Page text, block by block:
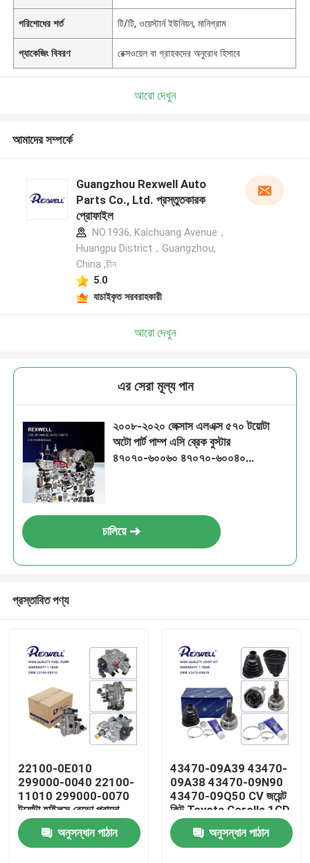
পরিশোধের শর্ত টি/টি, ওয়েস্টার্ন ইউনিয়ন, মানিগ্রাম
প্যাকেজিং বিবরণ রেক্সওয়েল বা গ্রাহকদের অনুরোধ হিসাবে
আরো দেখুন
আমাদের সম্পর্কে
Guangzhou Rexwell Auto
Parts Co., Ltd. প্রস্তুতকারক
প্রোফাইল
NO.1936, Kaichuang Avenue，
Huangpu District，Guangzhou,
China ,চীন
5.0
যাচাইকৃত সরবরাহকারী
আরো দেখুন
এর সেরা মূল্য পান
২০০৮-২০২০ লেক্সাস এলএক্স ৫৭০ টয়োটা
অটো পার্ট পাম্প এসি ব্রেক বুস্টার
৪৭০৭০-৬০০৬০ ৪৭০৭০-৬০০৪০
চালিয়ে
প্রস্তাবিত পণ্য
22100-0E010
299000-0040 22100-
11010 299000-0070
টয়োটা হাইলুক্স রেভো প্রাদো
ফর্চুনার 1GD 2GD এর জন্য
ডিজেল ফুয়েল পাম্প অ্যাসেম্বলি
অনুসন্ধান পাঠান
43470-09A39 43470-
09A38 43470-09N90
43470-09Q50 CV জয়েন্ট
কিট Toyota Corolla 1CD
1ND 1ZZ Avensis 1AZ
2AZ এর জন্যঅনুসন্ধান পাঠান